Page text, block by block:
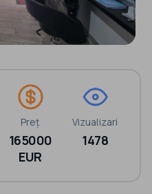
Preț
165000
EUR
Vizualizari
1478